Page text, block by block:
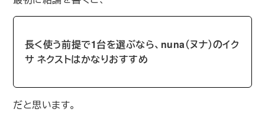
長く使う前提で1台を選ぶなら、nuna（ヌナ）のイク
サ ネクストはかなりおすすめ
だと思います。